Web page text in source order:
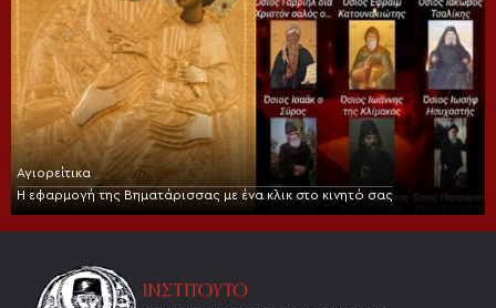
Αγιορείτικα
Η εφαρμογή της Βηματάρισσας με ένα κλικ στο κινητό σας